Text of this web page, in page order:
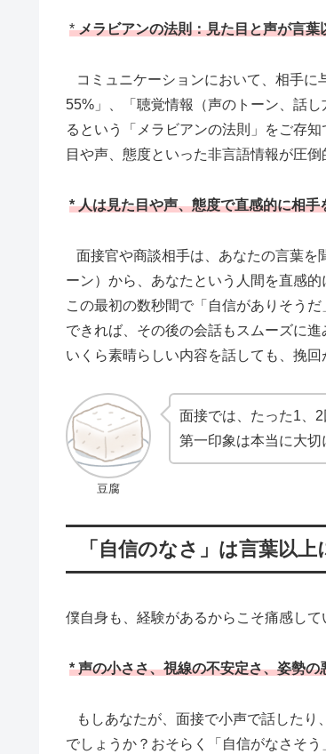
*メラビアンの法則：見た目と声が言葉
コミュニケーションにおいて、相手に
55%」、「聴覚情報（声のトーン、話
るという「メラビアンの法則」をご存
目や声、態度といった非言語情報が圧
* 人は見た目や声、態度で直感的に相手
面接官や商談相手は、あなたの言葉を
ーン）から、あなたという人間を直感的
この最初の数秒間で「自信がありそう
できれば、その後の会話もスムーズに
いくら素晴らしい内容を話しても、挽
豆腐
面接では、たった1、
第一印象は本当に大切
「自信のなさ」は言葉以
僕自身も、経験があるからこそ痛感し
* 声の小ささ、視線の不安定さ、姿勢
もしあなたが、面接で小声で話したり
でしょうか？おそらく「自信がなさそ